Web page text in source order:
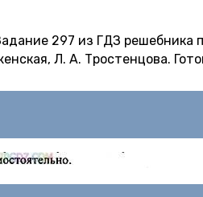
297 из ГДЗ решебника
Л. А. Тростенцова.